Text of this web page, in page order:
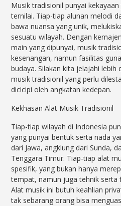
Musik tradisionil punyai
ternilai. Tiap-tiap alunan melodi
bawa nuansa yang unik,
sesuatu wilayah. Dengan
main yang dipunyai, musik
kesenangan, namun fasilitas
budaya. Silakan kita jelajahi
musik tradisionil yang perlu
dicicipi oleh angkatan kedepan.
Kekhasan Alat Musik Tradisionil
Tiap-tiap wilayah di Indonesia
yang punyai bentuk serta nada
dari Jawa, angklung dari Sunda,
Tenggara Timur. Tiap-tiap alat
spesifik, yang bukan hanya
tempat, namun juga tehnik serta
Alat musik ini butuh keahlian
tak sebarang orang bisa